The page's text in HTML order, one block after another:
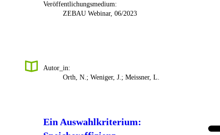
Veröffentlichungsmedium:
ZEBAU Webinar, 06/2023
Autor_in:
Orth, N.; Weniger, J.; Meissner, L.
Ein Auswahlkriterium: